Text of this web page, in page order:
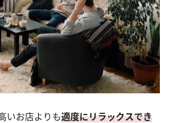
いお店よりも適度にリラックスでき